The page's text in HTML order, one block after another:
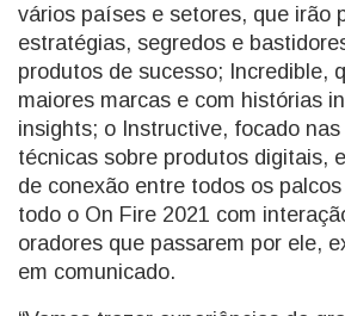
vários países e setores, que irão
estratégias, segredos e
produtos de sucesso; Incredible,
maiores marcas e com histórias
insights; o Instructive, focado
técnicas sobre produtos digitais,
de conexão entre todos os
todo o On Fire 2021 com
oradores que passarem por ele,
em comunicado.